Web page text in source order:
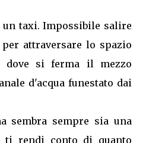
taxi. Impossibile salire
attraversare lo spazio
si ferma il mezzo
d'acqua funestato dai
sembra sempre sia una
ti rendi conto di quanto